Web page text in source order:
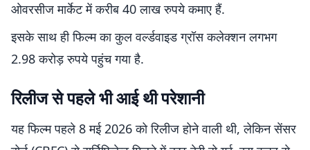
ओवरसीज मार्केट में करीब 40 लाख रुपये कमाए हैं.
इसके साथ ही फिल्म का कुल वर्ल्डवाइड ग्रॉस कलेक्शन लगभग
2.98 करोड़ रुपये पहुंच गया है.
रिलीज से पहले भी आई थी परेशानी
यह फिल्म पहले 8 मई 2026 को रिलीज होने वाली थी, लेकिन सेंसर